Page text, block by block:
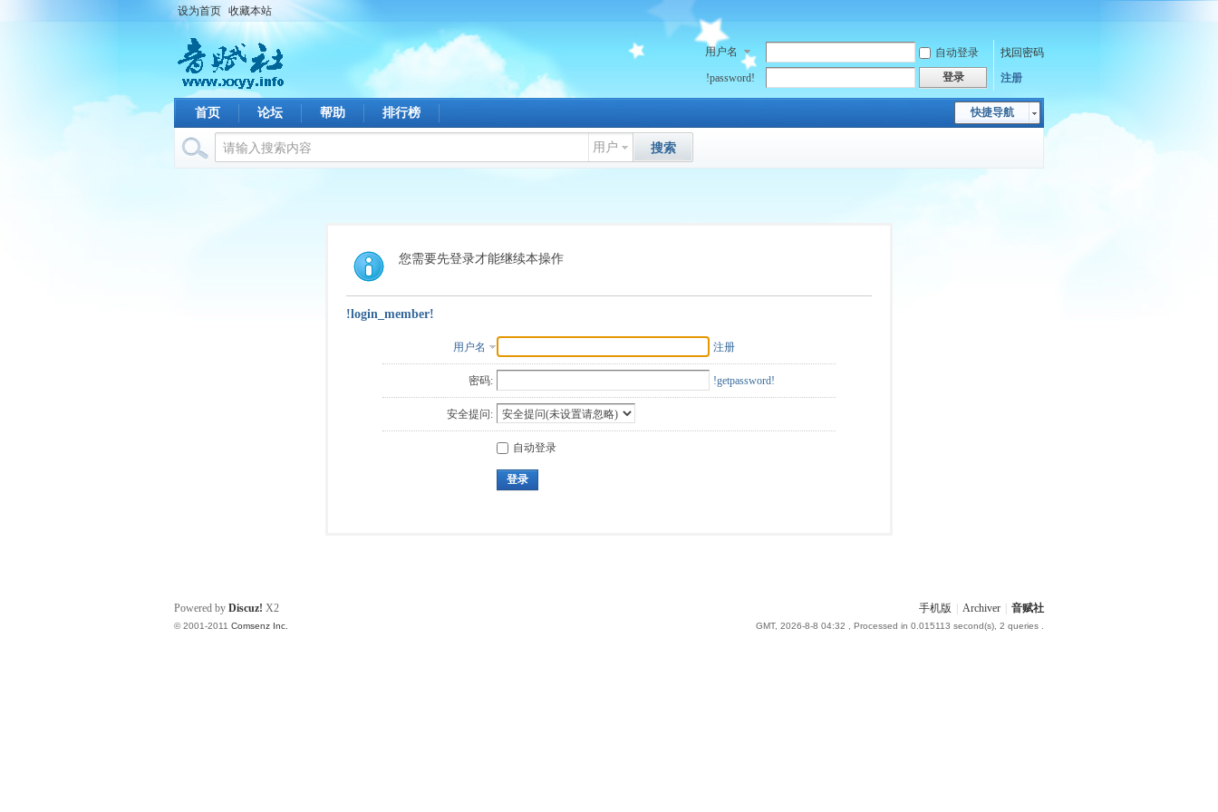
设为首页 收藏本站
用户名 自动登录
找回密码
!password!
登录 注册
快捷导航
首页 论坛 帮助 排行榜
用户 搜索
您需要先登录才能继续本操作
!login_member!
用户名 注册
密码: !getpassword!
安全提问:
自动登录
登录
手机版 Archiver 音赋社
GMT, 2026-8-8 04:32 , Processed in 0.015113 second(s), 2 queries .
Powered by Discuz! X2
© 2001-2011 Comsenz Inc.